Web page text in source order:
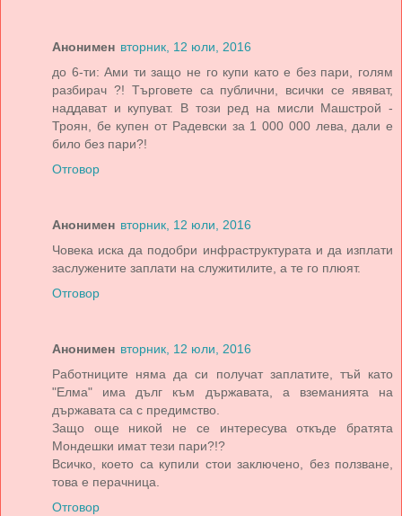
Анонимен вторник, 12 юли, 2016
до 6-ти: Ами ти защо не го купи като е без пари, голям
разбирач ?! Търговете са публични, всички се явяват,
наддават и купуват. В този ред на мисли Машстрой -
Троян, бе купен от Радевски за 1 000 000 лева, дали е
било без пари?!
Отговор
Анонимен вторник, 12 юли, 2016
Човека иска да подобри инфраструктурата и да изплати
заслужените заплати на служитилите, а те го плюят.
Отговор
Анонимен вторник, 12 юли, 2016
Работниците няма да си получат заплатите, тъй като
"Елма" има дълг към държавата, а вземанията на
държавата са с предимство.
Защо още никой не се интересува откъде братята
Мондешки имат тези пари?!?
Всичко, което са купили стои заключено, без ползване,
това е перачница.
Отговор